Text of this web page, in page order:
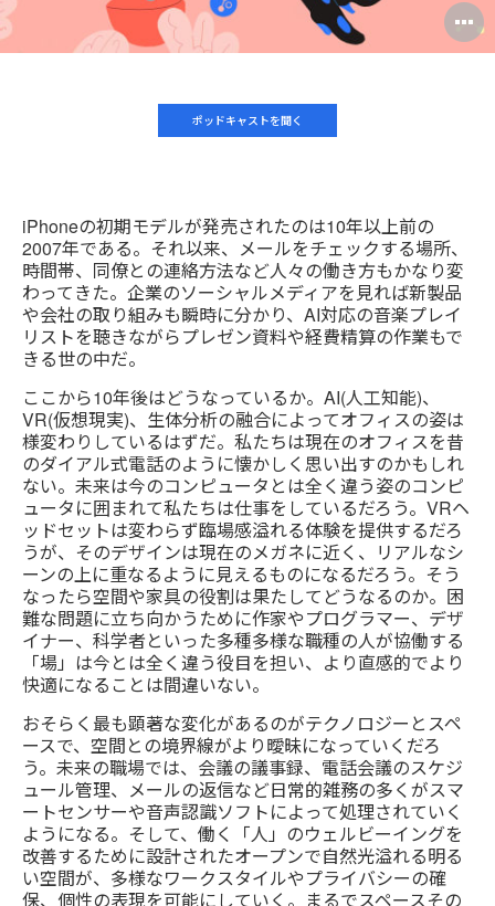
ポッドキャストを聞く
iPhoneの初期モデルが発売されたのは10年以上前の
2007年である。それ以来、メールをチェックする場所、
時間帯、同僚との連絡方法など人々の働き方もかなり変
わってきた。企業のソーシャルメディアを見れば新製品
や会社の取り組みも瞬時に分かり、AI対応の音楽プレイ
リストを聴きながらプレゼン資料や経費精算の作業もで
きる世の中だ。
ここから10年後はどうなっているか。AI(人工知能)、
VR(仮想現実)、生体分析の融合によってオフィスの姿は
様変わりしているはずだ。私たちは現在のオフィスを昔
のダイアル式電話のように懐かしく思い出すのかもしれ
ない。未来は今のコンピュータとは全く違う姿のコンピ
ュータに囲まれて私たちは仕事をしているだろう。VRヘ
ッドセットは変わらず臨場感溢れる体験を提供するだろ
うが、そのデザインは現在のメガネに近く、リアルなシ
ーンの上に重なるように見えるものになるだろう。そう
なったら空間や家具の役割は果たしてどうなるのか。困
難な問題に立ち向かうために作家やプログラマー、デザ
イナー、科学者といった多種多様な職種の人が協働する
「場」は今とは全く違う役目を担い、より直感的でより
快適になることは間違いない。
おそらく最も顕著な変化があるのがテクノロジーとスペ
ースで、空間との境界線がより曖昧になっていくだろ
う。未来の職場では、会議の議事録、電話会議のスケジ
ュール管理、メールの返信など日常的雑務の多くがスマ
ートセンサーや音声認識ソフトによって処理されていく
ようになる。そして、働く「人」のウェルビーイングを
改善するために設計されたオープンで自然光溢れる明る
い空間が、多様なワークスタイルやプライバシーの確
保、個性の表現を可能にしていく。まるでスペースその